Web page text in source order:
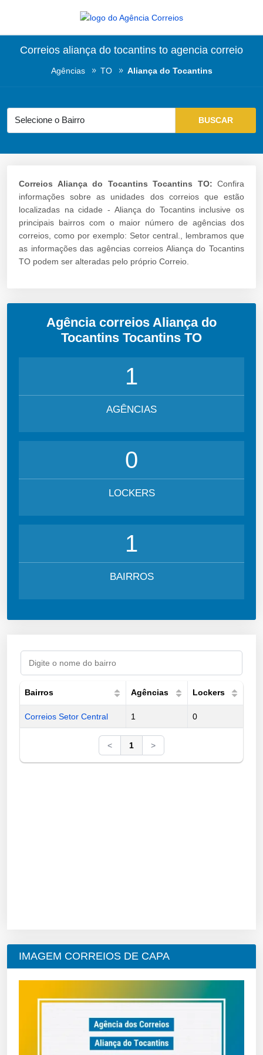
Correios aliança do tocantins to agencia correio
Agências TO Aliança do Tocantins
Correios Aliança do Tocantins Tocantins TO: Confira
informações sobre as unidades dos correios que estão
localizadas na cidade - Aliança do Tocantins inclusive os
principais bairros com o maior número de agências dos
correios, como por exemplo: Setor central., lembramos que
as informações das agências correios Aliança do Tocantins
TO podem ser alteradas pelo próprio Correio.
Agência correios Aliança do
Tocantins Tocantins TO
1
AGÊNCIAS
0
LOCKERS
1
BAIRROS
Bairros Agências Lockers
Correios Setor Central 1 0
< 1 >
IMAGEM CORREIOS DE CAPA